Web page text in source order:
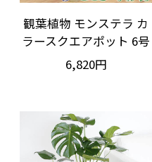
観葉植物 モンステラ カ
ラースクエアポット 6号
6,820円